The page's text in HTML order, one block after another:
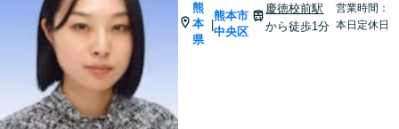
熊
本
県
|
熊本市
中央区
慶徳校前駅
から徒歩1分
営業時間：
本日定休日